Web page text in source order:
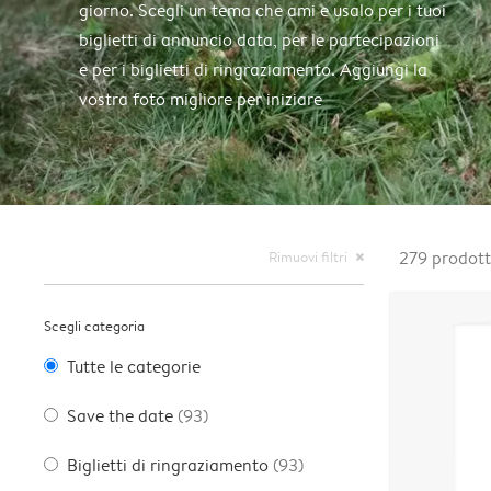
giorno. Scegli un tema che ami e usalo per i tuoi
biglietti di annuncio data, per le partecipazioni
e per i biglietti di ringraziamento. Aggiungi la
vostra foto migliore per iniziare
Rimuovi filtri close
Scegli categoria
Tutte le categorie
Save the date (93)
Biglietti di ringraziamento (93)
279